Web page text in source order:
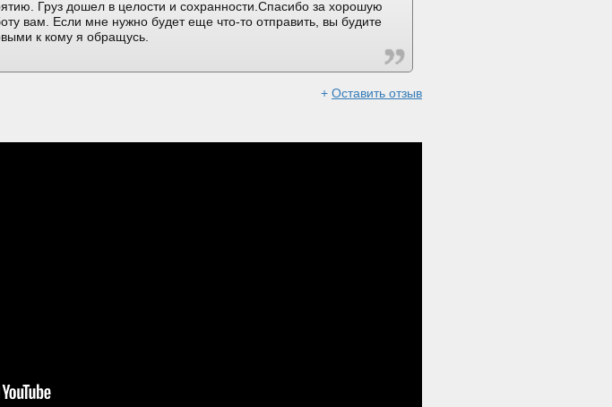
Груз дошел в целости и сохранности.Спасибо за хорошую
вам. Если мне нужно будет еще что-то отправить, вы будите
к кому я обращусь.
+ Оставить отзыв